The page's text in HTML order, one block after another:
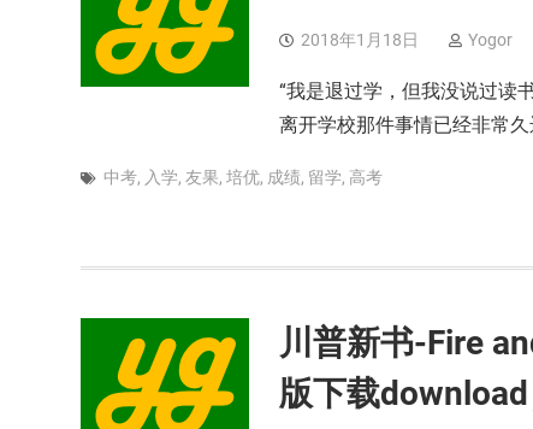
2018年1月18日 Yogor
“我是退过学，但我没说过读
离开学校那件事情已经非常
中考, 入学, 友果, 培优, 成绩, 留学, 高考
川普新书-Fire
版下载download